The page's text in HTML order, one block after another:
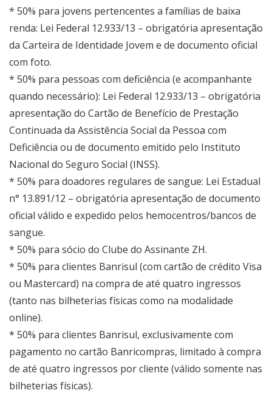
* 50% para jovens pertencentes a famílias de baixa
renda: Lei Federal 12.933/13 – obrigatória apresentação
da Carteira de Identidade Jovem e de documento oficial
com foto.
* 50% para pessoas com deficiência (e acompanhante
quando necessário): Lei Federal 12.933/13 – obrigatória
apresentação do Cartão de Benefício de Prestação
Continuada da Assistência Social da Pessoa com
Deficiência ou de documento emitido pelo Instituto
Nacional do Seguro Social (INSS).
* 50% para doadores regulares de sangue: Lei Estadual
n° 13.891/12 – obrigatória apresentação de documento
oficial válido e expedido pelos hemocentros/bancos de
sangue.
* 50% para sócio do Clube do Assinante ZH.
* 50% para clientes Banrisul (com cartão de crédito Visa
ou Mastercard) na compra de até quatro ingressos
(tanto nas bilheterias físicas como na modalidade
online).
* 50% para clientes Banrisul, exclusivamente com
pagamento no cartão Banricompras, limitado à compra
de até quatro ingressos por cliente (válido somente nas
bilheterias físicas).